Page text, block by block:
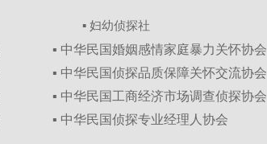
▪ 妇幼侦探社
▪ 中华民国婚姻感情家庭暴力关怀协会
▪ 中华民国侦探品质保障关怀交流协会
▪ 中华民国工商经济市场调查侦探协会
▪ 中华民国侦探专业经理人协会